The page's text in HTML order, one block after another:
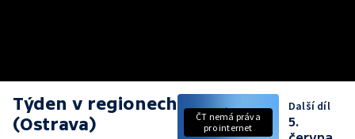
Týden v regionech
(Ostrava)
ČT nemá práva
pro internet
Další díl
5.